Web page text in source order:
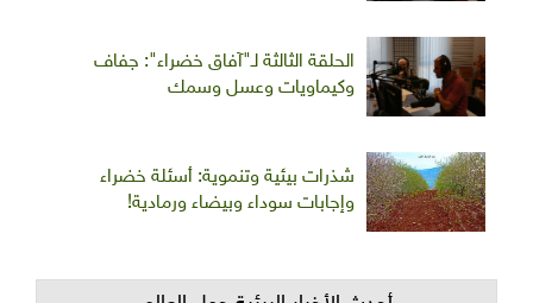
الحلقة الثالثة لـ"آفاق خضراء": جفاف
وكيماويات وعسل وسمك
شذرات بيئية وتنموية: أسئلة خضراء
وإجابات سوداء وبيضاء ورمادية!